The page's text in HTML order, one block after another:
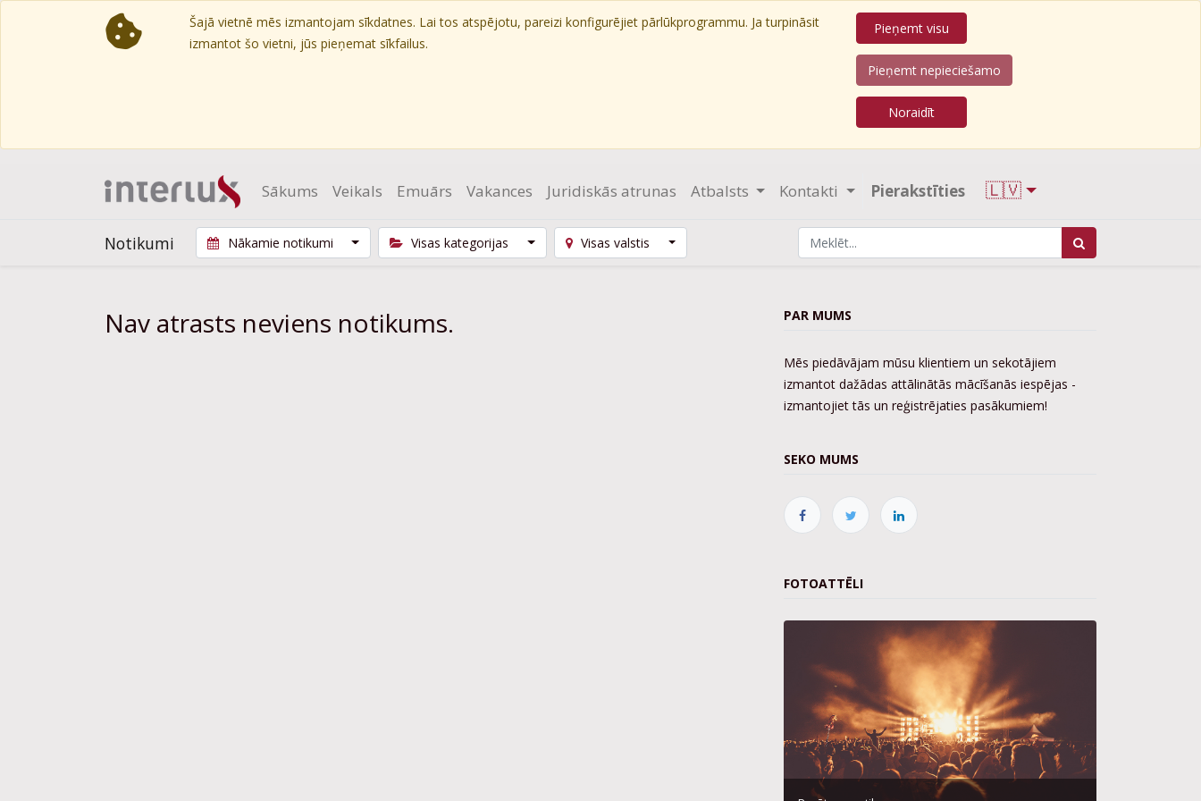
Šajā vietnē mēs izmantojam sīkdatnes. Lai tos atspējotu, pareizi konfigurējiet pārlūkprogrammu. Ja turpināsit
izmantot šo vietni, jūs pieņemat sīkfailus.
Pieņemt visu
Pieņemt nepieciešamo
Noraidīt
Sākums Veikals Emuārs Vakances Juridiskās atrunas Atbalsts Kontakti Pierakstīties 🇱🇻
Notikumi Nākamie notikumi Visas kategorijas Visas valstis
Nav atrasts neviens notikums. PAR MUMS
Mēs piedāvājam mūsu klientiem un sekotājiem
izmantot dažādas attālinātās mācīšanās iespējas -
izmantojiet tās un reģistrējaties pasākumiem!
SEKO MUMS
FOTOATTĒLI